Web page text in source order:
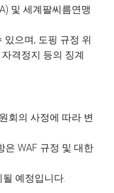
및 세계팔씨름연맹
으며, 도핑 규정 위
격정지 등의 징계
회의 사정에 따라 변
은 WAF 규정 및 대한
예정입니다.